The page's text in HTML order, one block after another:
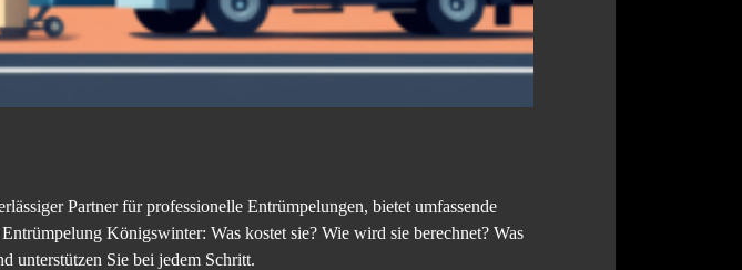
Partner für professionelle Entrümpelungen, bietet umfassende
Königswinter: Was kostet sie? Wie wird sie berechnet? Was
unterstützen Sie bei jedem Schritt.